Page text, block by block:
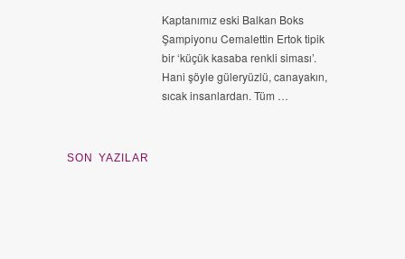
Kaptanımız eski Balkan Boks
Şampiyonu Cemalettin Ertok tipik
bir ‘küçük kasaba renkli siması’.
Hani şöyle güleryüzlü, canayakın,
sıcak insanlardan. Tüm …
SON YAZILAR